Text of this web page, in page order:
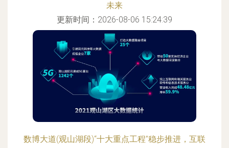
未来
更新时间：2026-08-06 15:24:39
数博大道(观山湖段)“十大重点工程”稳步推进，互联